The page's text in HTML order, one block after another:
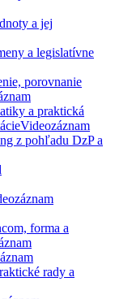
a jej
a legislatívne
porovnanie
a praktická
Videozáznam
z pohľadu DzP a
forma a
rady a